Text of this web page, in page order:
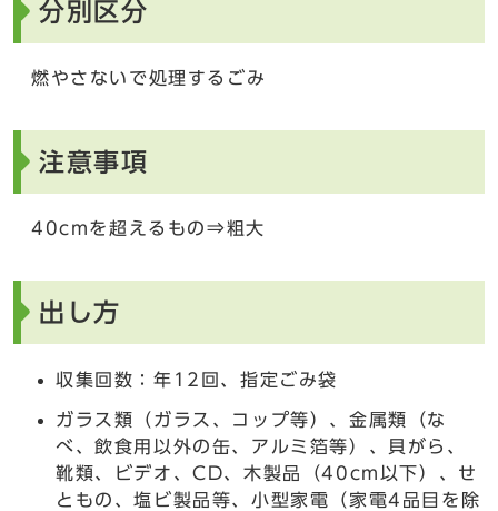
分別区分
燃やさないで処理するごみ
注意事項
40cmを超えるもの⇒粗大
出し方
収集回数：年12回、指定ごみ袋
ガラス類（ガラス、コップ等）、金属類（な
べ、飲食用以外の缶、アルミ箔等）、貝がら、
靴類、ビデオ、CD、木製品（40cm以下）、せ
ともの、塩ビ製品等、小型家電（家電4品目を除